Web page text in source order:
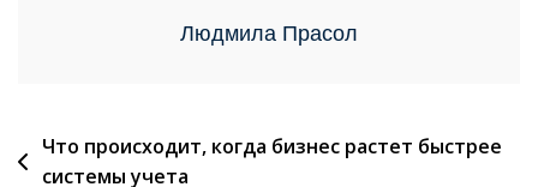
Людмила Прасол
Что происходит, когда бизнес растет быстрее
системы учета